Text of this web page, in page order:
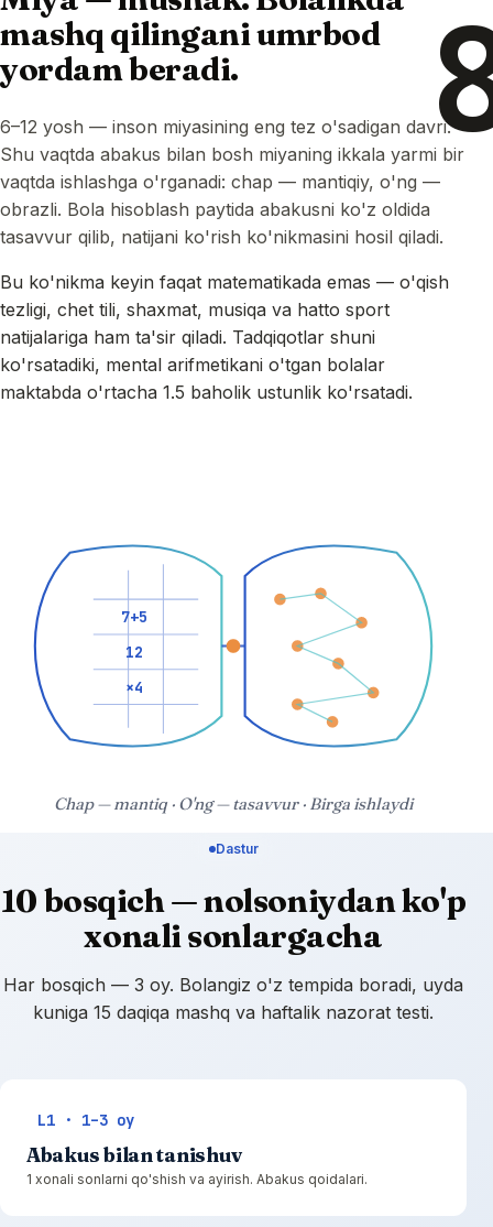
mashq qilingani umrbod
yordam beradi.
6–12 yosh — inson miyasining eng tez o'sadigan davri.
Shu vaqtda abakus bilan bosh miyaning ikkala yarmi bir
vaqtda ishlashga o'rganadi: chap — mantiqiy, o'ng —
obrazli. Bola hisoblash paytida abakusni ko'z oldida
tasavvur qilib, natijani ko'rish ko'nikmasini hosil qiladi.
Bu ko'nikma keyin faqat matematikada emas — o'qish
tezligi, chet tili, shaxmat, musiqa va hatto sport
natijalariga ham ta'sir qiladi. Tadqiqotlar shuni
ko'rsatadiki, mental arifmetikani o'tgan bolalar
maktabda o'rtacha 1.5 baholik ustunlik ko'rsatadi.
7+5
12
×4
Chap — mantiq · O'ng — tasavvur · Birga ishlaydi
Dastur
10 bosqich — nolsoniydan ko'p
xonali sonlargacha
Har bosqich — 3 oy. Bolangiz o'z tempida boradi, uyda
kuniga 15 daqiqa mashq va haftalik nazorat testi.
L1 · 1–3 oy
Abakus bilan tanishuv
1 xonali sonlarni qo'shish va ayirish. Abakus qoidalari.